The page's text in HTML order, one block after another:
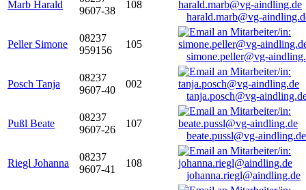
Marb Harald
9607-38
108
harald.marb@vg-
Peller Simone
08237
959156
105
simone.peller@vg-
Posch Tanja
08237
9607-40
002
tanja.posch@vg-
Pußl Beate
08237
9607-26
107
beate.pussl@vg-aindling.de
Riegl Johanna
08237
9607-41
108
johanna.riegl@aindling.de